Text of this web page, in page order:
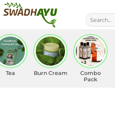
Tea Burn Cream
Combo
Pack